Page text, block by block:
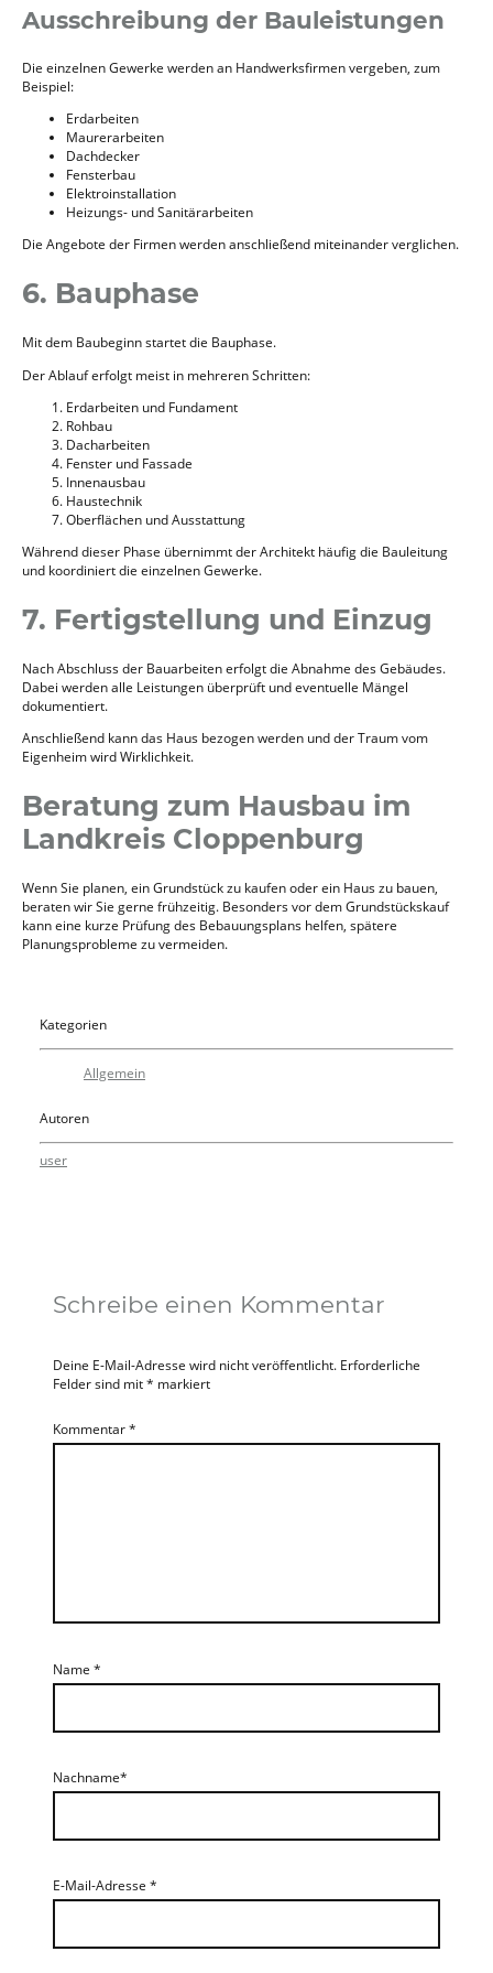
Ausschreibung der Bauleistungen
Die einzelnen Gewerke werden an Handwerksfirmen vergeben, zum
Beispiel:
Erdarbeiten
Maurerarbeiten
Dachdecker
Fensterbau
Elektroinstallation
Heizungs- und Sanitärarbeiten
Die Angebote der Firmen werden anschließend miteinander verglichen.
6. Bauphase
Mit dem Baubeginn startet die Bauphase.
Der Ablauf erfolgt meist in mehreren Schritten:
Erdarbeiten und Fundament
Rohbau
Dacharbeiten
Fenster und Fassade
Innenausbau
Haustechnik
Oberflächen und Ausstattung
Während dieser Phase übernimmt der Architekt häufig die Bauleitung
und koordiniert die einzelnen Gewerke.
7. Fertigstellung und Einzug
Nach Abschluss der Bauarbeiten erfolgt die Abnahme des Gebäudes.
Dabei werden alle Leistungen überprüft und eventuelle Mängel
dokumentiert.
Anschließend kann das Haus bezogen werden und der Traum vom
Eigenheim wird Wirklichkeit.
Beratung zum Hausbau im
Landkreis Cloppenburg
Wenn Sie planen, ein Grundstück zu kaufen oder ein Haus zu bauen,
beraten wir Sie gerne frühzeitig. Besonders vor dem Grundstückskauf
kann eine kurze Prüfung des Bebauungsplans helfen, spätere
Planungsprobleme zu vermeiden.
Kategorien
Allgemein
Autoren
user
Schreibe einen Kommentar
Deine E-Mail-Adresse wird nicht veröffentlicht. Erforderliche
Felder sind mit* markiert
Kommentar*
Name *
Nachname*
E-Mail-Adresse *